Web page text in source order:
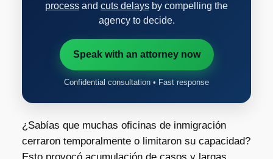
process and cuts delays by compelling the
agency to decide.
Speak with an attorney now
Confidential consultation • Fast response
¿Sabías que muchas oficinas de inmigración
cerraron temporalmente o limitaron su capacidad?